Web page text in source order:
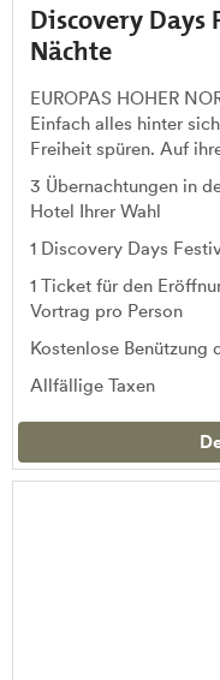
Discovery Days
Nächte
EUROPAS HOHER
Einfach alles hinter
Freiheit spüren. Auf
3 Übernachtungen in
Hotel Ihrer Wahl
1 Discovery Days
1 Ticket für den
Vortrag pro Person
Kostenlose Benützung
Allfällige Taxen